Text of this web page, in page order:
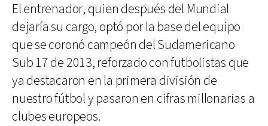
El entrenador, quien después del Mundial
dejaría su cargo, optó por la base del equipo
que se coronó campeón del Sudamericano
Sub 17 de 2013, reforzado con futbolistas que
ya destacaron en la primera división de
nuestro fútbol y pasaron en cifras millonarias a
clubes europeos.